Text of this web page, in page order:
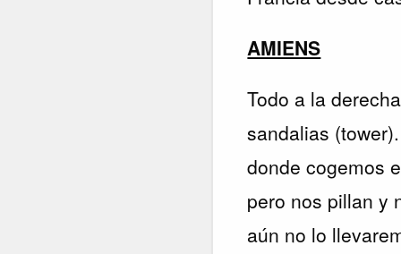
AMIENS
Todo a la
sandalias
donde cogemos
pero nos pillan y
aún no lo